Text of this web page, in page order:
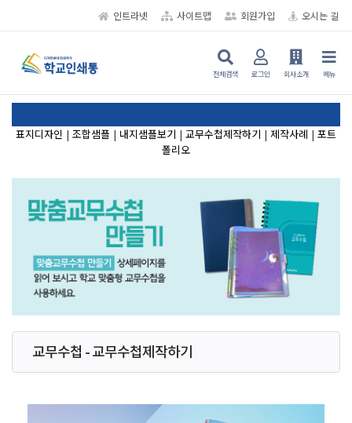
인트라넷 사이트맵 회원가입 오시는 길
전체검색 로그인 회사소개 메뉴
표지디자인 | 조합샘플 | 내지샘플보기 | 교무수첩제작하기 | 제작사례 | 포트
폴리오
교무수첩 - 교무수첩제작하기